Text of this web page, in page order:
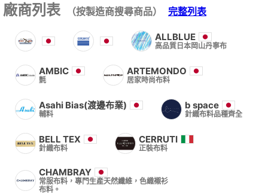
廠商列表 （按製造商搜尋商品） 完整列表
ALLBLUE
高品質日本岡山丹寧布
AMBIC
氈
ARTEMONDO
居家時尚布料
Asahi Bias(渡邊布業)
輔料
b space
針織布料品種齊全
BELL TEX
針織布料
CERRUTI
正裝布料
CHAMBRAY
常服布料，專門生產天然纖維，色織襯衫
布料。